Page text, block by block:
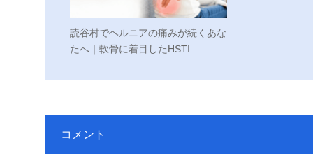
読谷村でヘルニアの痛みが続くあな
たへ｜軟骨に着目したHSTI…
コメント